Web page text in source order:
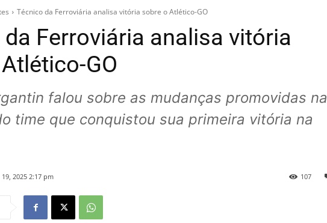
Técnico da Ferroviária analisa vitória sobre o Atlético-GO
Ferroviária analisa vitória
GO
falou sobre as mudanças promovidas na
time que conquistou sua primeira vitória na
2025 2:17 pm 107